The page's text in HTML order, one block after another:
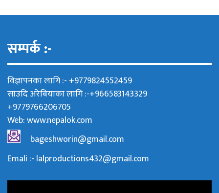
सम्पर्क :-
विज्ञापनका लागि :- +9779824552459
साउदि अरेबियाका लागि :-+966583143329
+9779766206705
Web:www.nepalok.com
bageshworin@gmail.com
Emali :- lalproductions432@gmail.com